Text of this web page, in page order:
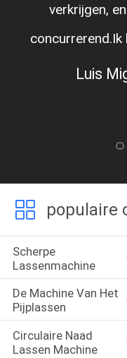
de prijzen zijn ook
hoop dat je in de
kunt ontwikkelen..
Añez Adorno
populaire
Scherpe
Lassenmachine
De Machine Van Het
Pijplassen
Circulaire Naad
Lassen Machine